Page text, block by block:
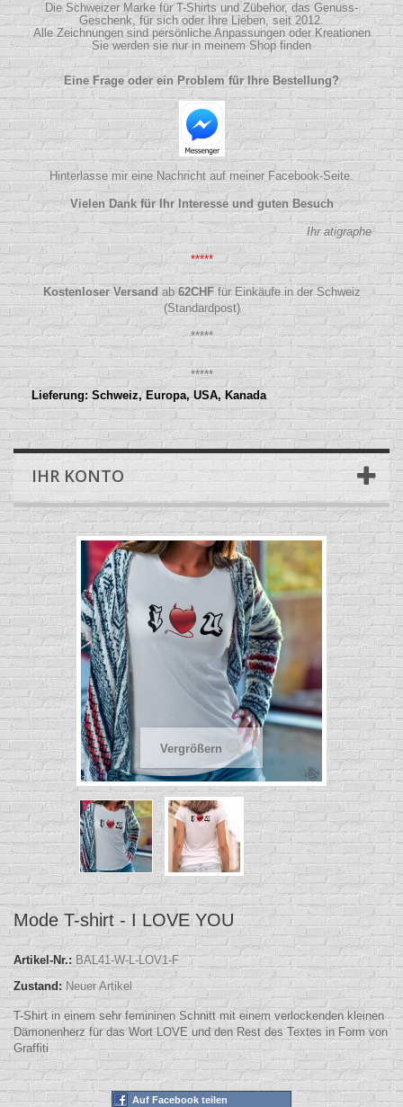
Die Schweizer Marke für T-Shirts und Zübehor, das Genuss-
Geschenk, für sich oder Ihre Lieben, seit 2012.
Alle Zeichnungen sind persönliche Anpassungen oder Kreationen
Sie werden sie nur in meinem Shop finden
Eine Frage oder ein Problem für Ihre Bestellung?
Hinterlasse mir eine Nachricht auf meiner Facebook-Seite.
Vielen Dank für Ihr Interesse und guten Besuch
Ihr atigraphe
*****
Kostenloser Versand ab 62CHFfür Einkäufe in der Schweiz
(Standardpost)
*****
*****
Lieferung: Schweiz, Europa, USA, Kanada
IHR KONTO
Vergrößern
Mode T-shirt - I LOVE YOU
Artikel-Nr.: BAL41-W-L-LOV1-F
Zustand: Neuer Artikel
T-Shirt in einem sehr femininen Schnitt mit einem verlockenden kleinen
Dämonenherz für das Wort LOVE und den Rest des Textes in Form von
Graffiti
Auf Facebook teilen